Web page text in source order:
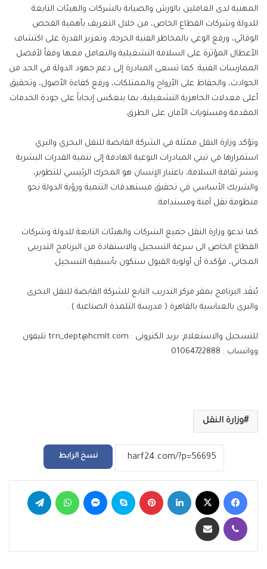
المهنية لدى العاملين بالورش والصيانة بالشركات والهيئات التابعة
للدولة وشركات القطاع الخاص، من خلال التعريف بأهمية الفحص
الوقائي، ورفع الوعي بالمخاطر الفنية الحرجة، وتعزيز القدرة على اكتشاف
الأعطال المؤثرة على السلامة التشغيلية والتعامل معها وفقاً لأفضل
الممارسات الفنية. كما تسعى المبادرة إلى دعم جهود الدولة في الحد من
الحوادث، والحفاظ على الأرواح والممتلكات، ورفع كفاءة الأصول، وتحقيق
أعلى معدلات الجاهزية التشغيلية، بما ينعكس إيجاباً على جودة الخدمات
المقدمة ومستويات الأمان على الطرق.
وتؤكد وزارة النقل ممثلة في الشركة القابضة للنقل البحري والبري
استمرارها في تبني المبادرات النوعية الهادفة إلى تنمية القدرات البشرية
ونشر ثقافة السلامة، باعتبار الإنسان هو المحرك الرئيسي للتطوير،
والشريك الأساسي في تحقيق مستهدفات التنمية ورؤية الدولة نحو
منظومة نقل آمنة ومستدامة.
كما تدعو وزارة النقل جميع الشركات والهيئات التابعة للدولة وشركات
القطاع الخاص الى سرعة التسجيل والاستفادة من البرنامج التدريبي
المجاني، مؤكدة أن أولوية القبول ستكون بأسبقية التسجيل.
يُنفَذ البرنامج بمقر مركز التدريب التابع للشركة القابضة للنقل البحرى
والبرى بالعباسية بالقاهرة ( مدرسة التلمذة الصناعية ) .
للتسجيل والاستعلام: بريد الكترونى : trn_dept@hcmlt.com تليفون
وواتساب : 01064722888
وزارة النقل
نسخ الرابط
فيسبوك لينكدإن بينتيريست سكايب ماسنجر واتساب
ڤايبر مشاركة عبر البريد